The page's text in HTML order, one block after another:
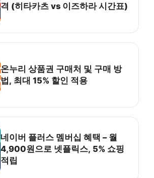
격 (히타카츠 vs 이즈하라 시간표)
온누리 상품권 구매처 및 구매 방
법, 최대 15% 할인 적용
네이버 플러스 멤버십 혜택 – 월
4,900원으로 넷플릭스, 5% 쇼핑
적립